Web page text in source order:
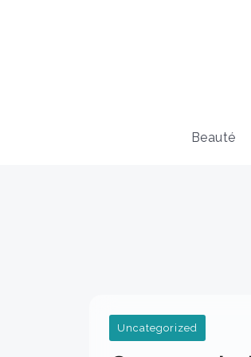
Beauté
Uncategorized